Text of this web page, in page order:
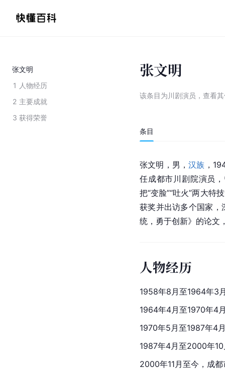
张文明
1 人物经历
2 主要成就
3 获得荣誉
张文明
该条目为 川剧演员 ， 查看
条目
张文明，男，汉族 ，
任成都市 川剧院演员
把“变脸”“吐火”两大特
获奖并出访多个国家，
统，勇于创新》的论文
人物经历
1958年8月至1964年3
1964年4月至1970年4
1970年5月至1987年4
1987年4月至2000年
2000年11月至今，成